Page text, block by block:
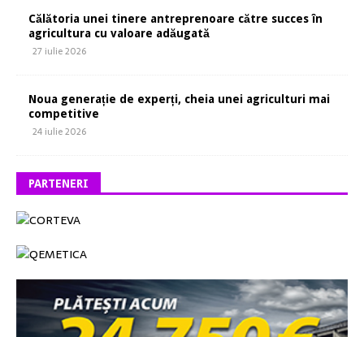
Călătoria unei tinere antreprenoare către succes în
agricultura cu valoare adăugată
27 iulie 2026
Noua generație de experți, cheia unei agriculturi mai
competitive
24 iulie 2026
PARTENERI